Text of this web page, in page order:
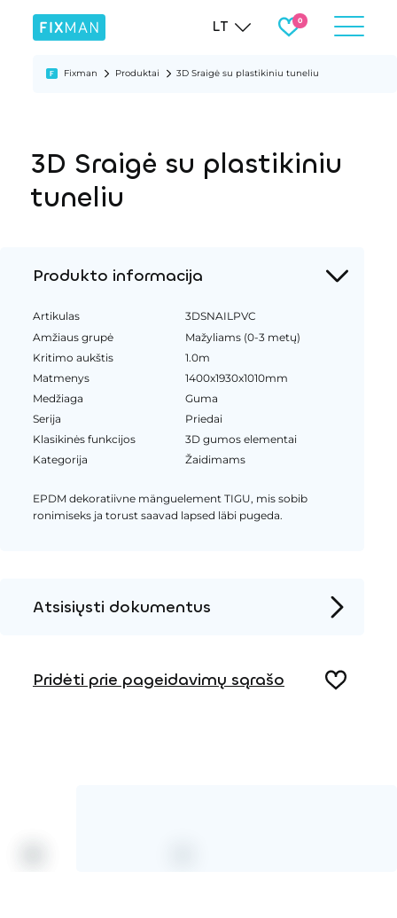
LT
Fixman Produktai 3D Sraigė su plastikiniu tuneliu
3D Sraigė su plastikiniu
tuneliu
Produkto informacija
Artikulas
3DSNAILPVC
Amžiaus grupė
Mažyliams (0-3 metų)
Kritimo aukštis
1.0m
Matmenys
1400x1930x1010mm
Medžiaga
Guma
Serija
Priedai
Klasikinės funkcijos
3D gumos elementai
Kategorija
Žaidimams
EPDM dekoratiivne mänguelement TIGU, mis sobib
ronimiseks ja torust saavad lapsed läbi pugeda.
Atsisiųsti dokumentus
Pridėti prie pageidavimų sąrašo